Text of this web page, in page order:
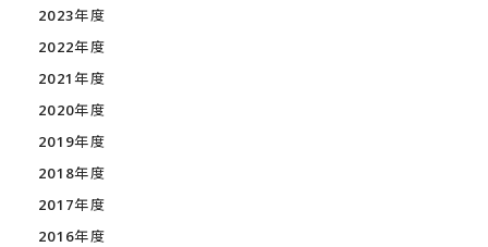
2023年度
2022年度
2021年度
2020年度
2019年度
2018年度
2017年度
2016年度